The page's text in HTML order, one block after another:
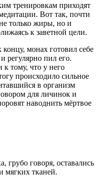
тренировкам приходят
Вот так, почти
только жиры, но и
к заветной цели.
концу, монах готовил себе
регулярно пил его.
тому, что у него
происходило сильное
в организм
для личинок и
наводнить мёртвое
грубо говоря, оставались
мягких тканей.